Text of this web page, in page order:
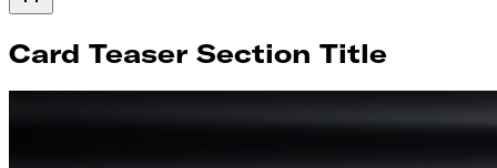
Card Teaser Section Title